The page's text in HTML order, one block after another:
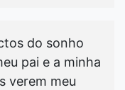
do sonho
pai e a minha
verem meu